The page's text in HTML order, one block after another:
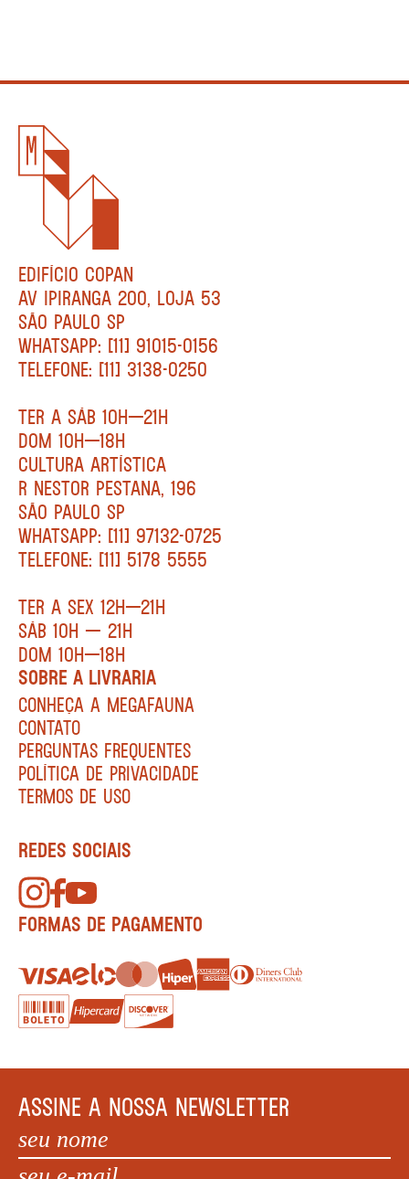
EDIFÍCIO COPAN
AV IPIRANGA 200, LOJA 53
SÃO PAULO SP
WHATSAPP: [11] 91015-0156
TELEFONE: [11] 3138-0250
TER A SÁB 10H—21H
DOM 10H—18H
CULTURA ARTÍSTICA
R NESTOR PESTANA, 196
SÃO PAULO SP
WHATSAPP: [11] 97132-0725
TELEFONE: [11] 5178 5555
TER A SEX 12H—21H
SÁB 10H — 21H
DOM 10H—18H
SOBRE A LIVRARIA
CONHEÇA A MEGAFAUNA
CONTATO
PERGUNTAS FREQUENTES
POLÍTICA DE PRIVACIDADE
TERMOS DE USO
REDES SOCIAIS
FORMAS DE PAGAMENTO
ASSINE A NOSSA NEWSLETTER